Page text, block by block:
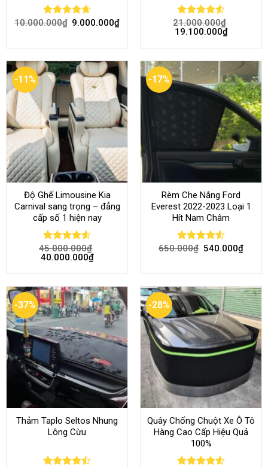
Rated 4.68
10.000.000₫ 9.000.000₫ Rated4.52
out of 5
21.000.000₫
19.100.000₫
-11%
Độ Ghế Limousine Kia
Carnival sang trọng – đẳng
cấp số 1 hiện nay
Rated4.58
out of 5
45.000.000₫
40.000.000₫
-17%
Rèm Che Nắng Ford
Everest 2022-2023 Loại 1
Hít Nam Châm
Rated4.51
650.000₫ 540.000₫
-37%
Thảm Taplo Seltos Nhung
Lông Cừu
-28%
Quây Chống Chuột Xe Ô Tô
Hàng Cao Cấp Hiệu Quả
100%